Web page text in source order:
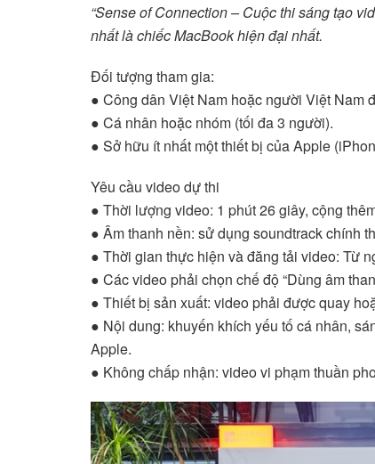
“Sense of Connection – Cuộc thi sáng tạo
nhất là chiếc MacBook hiện đại nhất.
Đối tượng tham gia:
● Công dân Việt Nam hoặc người Việt Nam
● Cá nhân hoặc nhóm (tối đa 3 người).
● Sở hữu ít nhất một thiết bị của Apple
Yêu cầu video dự thi
● Thời lượng video: 1 phút 26 giây, cộng
● Âm thanh nền: sử dụng soundtrack chính
● Thời gian thực hiện và đăng tải video: Từ
● Các video phải chọn chế độ “Dùng âm
● Thiết bị sản xuất: video phải được quay
● Nội dung: khuyến khích yếu tố cá nhân,
Apple.
● Không chấp nhận: video vi phạm thuần